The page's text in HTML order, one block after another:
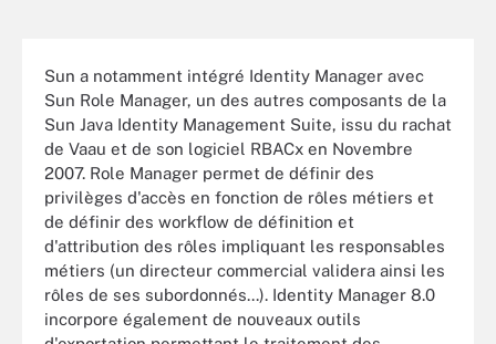
Sun a notamment intégré Identity Manager avec
Sun Role Manager, un des autres composants de la
Sun Java Identity Management Suite, issu du rachat
de Vaau et de son logiciel RBACx en Novembre
2007. Role Manager permet de définir des
privilèges d'accès en fonction de rôles métiers et
de définir des workflow de définition et
d'attribution des rôles impliquant les responsables
métiers (un directeur commercial validera ainsi les
rôles de ses subordonnés...). Identity Manager 8.0
incorpore également de nouveaux outils